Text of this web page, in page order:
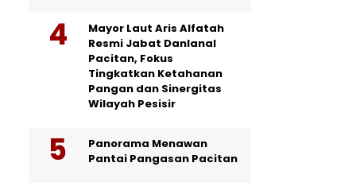
Mayor Laut Aris Alfatah
Resmi Jabat Danlanal
Pacitan, Fokus
Tingkatkan Ketahanan
Pangan dan Sinergitas
Wilayah Pesisir
Panorama Menawan
Pantai Pangasan Pacitan